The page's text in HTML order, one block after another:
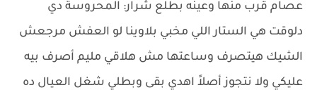
عصام قرب منها وعينه بطلع شرار: المحروسة دي
دلوقت هي الستار اللي مخبي بلاوينا لو العفش مرجعش
الشيك هيتصرف وساعتها مش هلاقي مليم أصرف بيه
عليكي ولا نتجوز أصلاً اهدي بقى وبطلي شغل العيال ده